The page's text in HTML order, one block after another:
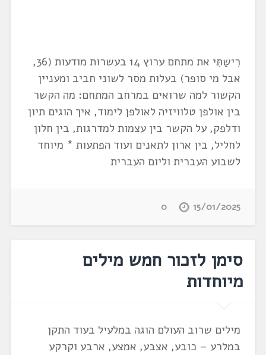
רִישַתִּי את מתחם ערוץ 14 בעשרות מודעות (36,
אבל מי סופר) בעלות מסר לשוני חביב ומעניין
הקשור למה שרואים במרחב המתחם: מה הקשר
בין אולפן טלוויזיה לאולפן לימוד, איך הוגים תיון
ודלפק, על הקשר בין עצמות למדרגות, בין חלון
לחליל, בין ארון לתאנים ועוד הפתעות * מיוחד
לשבוע העברית וליום העברית
15/01/2025
0
סימן לזכור חמש מילים
מיוחדות
מילים שרוב העולם הוגה במלעיל בעוד התקן
במלרע – כובע, אצבע, אמצע, ארבע וקרקע